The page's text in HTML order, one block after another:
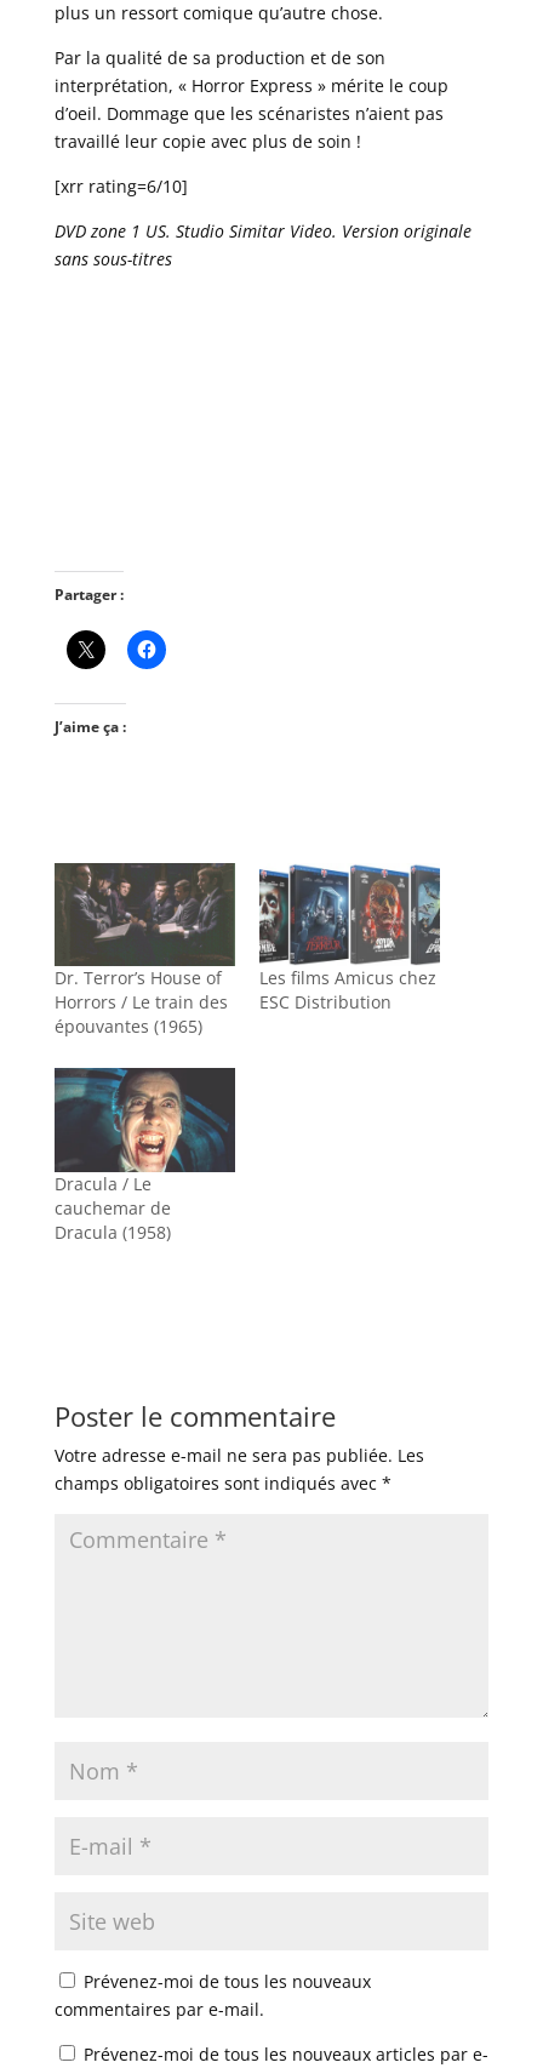
plus un ressort comique qu’autre chose.
Par la qualité de sa production et de son
interprétation, « Horror Express » mérite le coup
d’oeil. Dommage que les scénaristes n’aient pas
travaillé leur copie avec plus de soin !
[xrr rating=6/10]
DVD zone 1 US. Studio Simitar Video. Version originale
sans sous-titres
Partager :
J’aime ça :
Dr. Terror’s House of
Horrors / Le train des
épouvantes (1965)
Les films Amicus chez
ESC Distribution
Dracula / Le
cauchemar de
Dracula (1958)
Poster le commentaire
Votre adresse e-mail ne sera pas publiée. Les
champs obligatoires sont indiqués avec *
Prévenez-moi de tous les nouveaux
commentaires par e-mail.
Prévenez-moi de tous les nouveaux articles par e-